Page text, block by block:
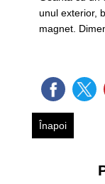
unul exterior,
magnet.
Înapoi